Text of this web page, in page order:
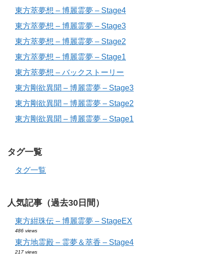
東方萃夢想 – 博麗霊夢 – Stage4
東方萃夢想 – 博麗霊夢 – Stage3
東方萃夢想 – 博麗霊夢 – Stage2
東方萃夢想 – 博麗霊夢 – Stage1
東方萃夢想 – バックストーリー
東方剛欲異聞 – 博麗霊夢 – Stage3
東方剛欲異聞 – 博麗霊夢 – Stage2
東方剛欲異聞 – 博麗霊夢 – Stage1
タグ一覧
タグ一覧
人気記事（過去30日間）
東方紺珠伝 – 博麗霊夢 – StageEX
486 views
東方地霊殿 – 霊夢＆萃香 – Stage4
217 views